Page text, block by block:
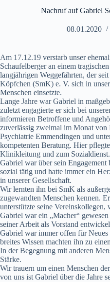
Nachruf auf Gabriel
08.01.2020
Am 17.12.19 verstarb unser
Schaufelberger an einem
langjährigen Weggefährten, der
Köpfchen (SmK) e. V. sich in
Menschen einsetzte.
Lange Jahre war Gabriel in
zuletzt engagierte er sich bei
informieren Betroffene und
zuverlässig zweimal im Monat
Psychiatrie Emmendingen und
kompetenten Beratung. Hier
Klinikleitung und zum Sozialdienst.
Gabriel war über sein
sozial tätig und hatte immer ein
in unserer Gesellschaft.
Wir lernten ihn bei SmK als
zugewandten Menschen kennen.
unterstützte seine Vereinskollegen,
Gabriel war ein „Macher“
seiner Arbeit als Vorstand
Gabriel war immer offen für
breites Wissen machten ihn zu
In der Begegnung mit anderen
Stärke.
Wir trauern um einen Menschen
von uns ist Gabriel über die Jahre